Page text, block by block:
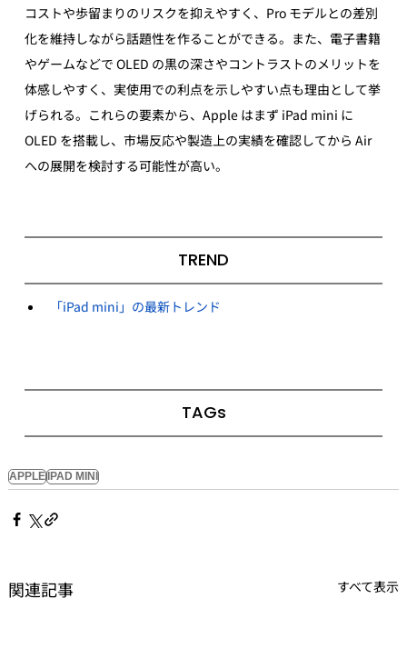
コストや歩留まりのリスクを抑えやすく、Pro モデルとの差別
化を維持しながら話題性を作ることができる。また、電子書籍
やゲームなどで OLED の黒の深さやコントラストのメリットを
体感しやすく、実使用での利点を示しやすい点も理由として挙
げられる。これらの要素から、Apple はまず iPad mini に
OLED を搭載し、市場反応や製造上の実績を確認してから Air
への展開を検討する可能性が高い。
TREND
「iPad mini」の最新トレンド
TAGs
APPLEIPAD MINI
関連記事 すべて表示